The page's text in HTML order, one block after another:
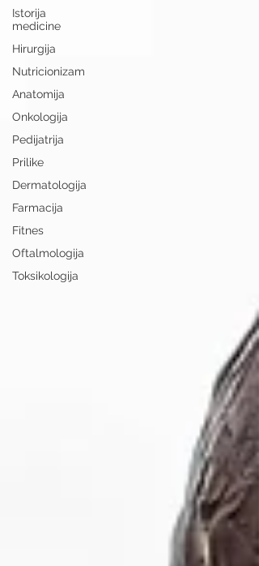
Istorija
medicine
Hirurgija
Nutricionizam
Anatomija
Onkologija
Pedijatrija
Prilike
Dermatologija
Farmacija
Fitnes
Oftalmologija
Toksikologija